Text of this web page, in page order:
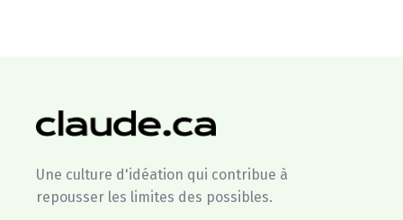
Une culture d'idéation qui contribue à
repousser les limites des possibles.